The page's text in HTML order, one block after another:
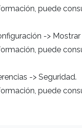
puede
->
puede
-> Seguridad.
puede